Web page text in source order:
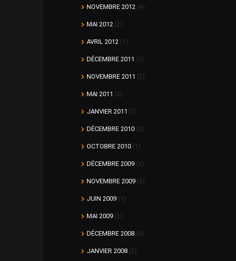
NOVEMBRE 2012 (4)
MAI 2012 (2)
AVRIL 2012 (1)
DÉCEMBRE 2011 (2)
NOVEMBRE 2011 (2)
MAI 2011 (2)
JANVIER 2011 (1)
DÉCEMBRE 2010 (5)
OCTOBRE 2010 (1)
DÉCEMBRE 2009 (2)
NOVEMBRE 2009 (3)
JUIN 2009 (1)
MAI 2009 (1)
DÉCEMBRE 2008 (6)
JANVIER 2008 (2)